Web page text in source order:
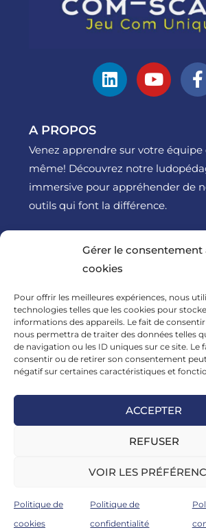
Gérer le consentement
cookies
Pour offrir les meilleures expériences, nous
technologies telles que les cookies pour
informations des appareils. Le fait de
nous permettra de traiter des données telles
de navigation ou les ID uniques sur ce site. Le
consentir ou de retirer son consentement
négatif sur certaines caractéristiques et
ACCEPTER
REFUSER
VOIR LES
Politique de
cookies
Politique de
confidentialité
A PROPOS
Venez apprendre sur votre équipe
même! Découvrez notre
immersive pour appréhender de
outils qui font la différence.
Téléphone:
06 72 25 10 07
Email:
ARTICLES RECENTS
Catalogue
Règlement
Mentions légales et CGV
Copyright 2026 - Com-